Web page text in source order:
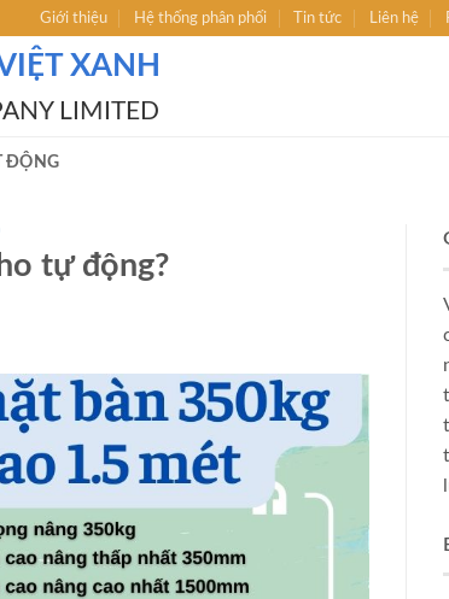
Giới thiệu Hệ thống phân phối Tin tức Liên hệ
XANH
LIMITED
ĐỘNG
tự động?